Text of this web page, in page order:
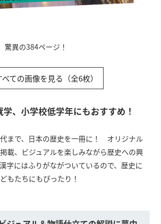
異の384ページ！
べての画像を見る（全6枚）
、小学校低学年にもおすすめ！
まで、日本の歴史を一冊に！ オリジナル
載、ビジュアルを楽しみながら歴史への興
字にはふりがながついているので、歴史に
もたちにもぴったり！